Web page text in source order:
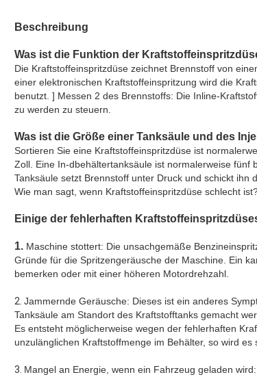
Beschreibung
Was ist die Funktion der
Die Kraftstoffeinspritzdüse zeichnet Brennstoff von
einer elektronischen Kraftstoffeinspritzung wird die
benutzt. ] Messen 2 des Brennstoffs: Die Inline-
zu werden zu steuern.
Was ist die Größe einer Tanksäule und des
Sortieren Sie eine Kraftstoffeinspritzdüse ist
Zoll. Eine In-dbehältertanksäule ist normalerweise
Tanksäule setzt Brennstoff unter Druck und schickt
Wie man sagt, wenn Kraftstoffeinspritzdüse schlecht
Einige der fehlerhaften
1. Maschine stottert: Die unsachgemäße
Gründe für die Spritzengeräusche der Maschine. Ein
bemerken oder mit einer höheren Motordrehzahl.
2. Jammernde Geräusche: Dieses ist ein anderes
Tanksäule am Standort des Kraftstofftanks gemacht
Es entsteht möglicherweise wegen der fehlerhaften
unzulänglichen Kraftstoffmenge im Behälter, so wird
3. Mangel an Energie, wenn ein Fahrzeug geladen